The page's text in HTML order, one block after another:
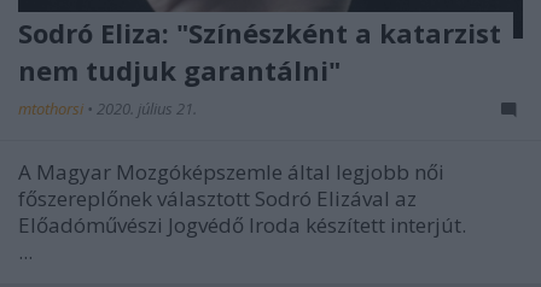
Sodró Eliza: "Színészként a katarzist
nem tudjuk garantálni"
mtothorsi • 2020. július 21.
A Magyar Mozgóképszemle által legjobb női
főszereplőnek választott Sodró Elizával az
Előadóművészi Jogvédő Iroda készített interjút.
...